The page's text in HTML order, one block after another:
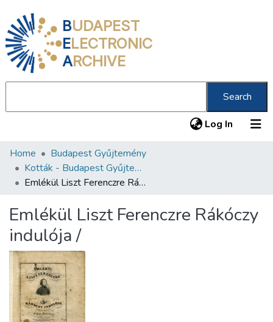
BUDAPEST
ELECTRONIC
ARCHIVE
Search
Log In (current)
Communities & Collections
All of DSpace
About us
Home
Budapest Gyűjtemény
Kották - Budapest Gyűjtemény
Emlékül Liszt Ferenczre Rákóczy indulója /
Emlékül Liszt Ferenczre Rákóczy
indulója /